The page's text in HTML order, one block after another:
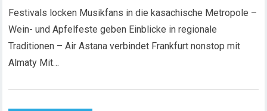
Festivals locken Musikfans in die kasachische Metropole –
Wein- und Apfelfeste geben Einblicke in regionale
Traditionen – Air Astana verbindet Frankfurt nonstop mit
Almaty Mit…